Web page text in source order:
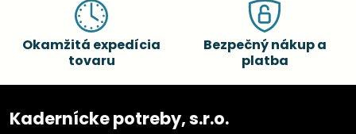
Okamžitá expedícia
tovaru
Bezpečný nákup a
platba
Kadernícke potreby, s.r.o.